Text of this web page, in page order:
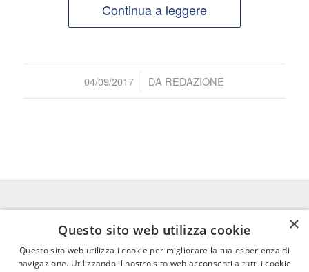
Continua a leggere
04/09/2017
/ DA REDAZIONE
FEDERICO MOTTA EDITORE
02 300761– info@mottaeditore.it–
×
Questo sito web utilizza cookie
Questo sito web utilizza i cookie per migliorare la tua esperienza di
navigazione. Utilizzando il nostro sito web acconsenti a tutti i cookie